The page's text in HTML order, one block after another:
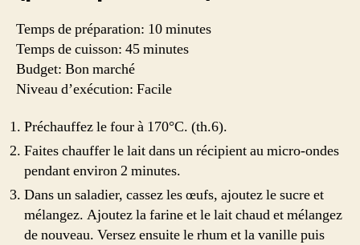
Temps de préparation: 10 minutes
Temps de cuisson: 45 minutes
Budget: Bon marché
Niveau d’exécution: Facile
Préchauffez le four à 170°C. (th.6).
Faites chauffer le lait dans un récipient au micro-ondes
pendant environ 2 minutes.
Dans un saladier, cassez les œufs, ajoutez le sucre et
mélangez. Ajoutez la farine et le lait chaud et mélangez
de nouveau. Versez ensuite le rhum et la vanille puis